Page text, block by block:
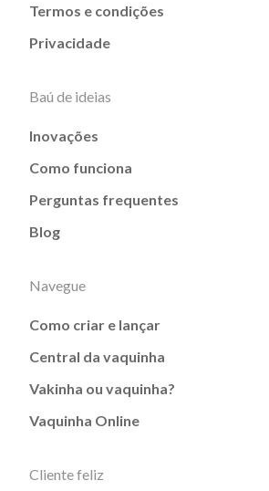
Termos e condições
Privacidade
Baú de ideias
Inovações
Como funciona
Perguntas frequentes
Blog
Navegue
Como criar e lançar
Central da vaquinha
Vakinha ou vaquinha?
Vaquinha Online
Cliente feliz